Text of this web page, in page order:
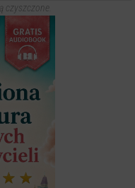
czyszczone.